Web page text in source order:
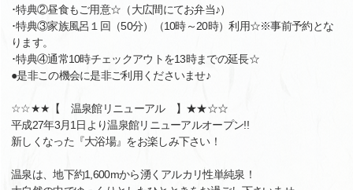
･特典②昼食もご用意☆（大広間にてお弁当♪）
･特典③家族風呂１回（50分）（10時～20時）利用☆※事前予約とな
ります。
･特典④通常10時チェックアウトを13時までの延長☆
●是非この機会に是非ご利用くださいませ♪
☆☆★★【 温泉館リニューアル 】★★☆☆
平成27年3月1日より温泉館リニューアルオープン!!
新しくなった『大浴場』をお楽しみ下さい！
温泉は、地下約1,600mから湧くアルカリ性単純泉！